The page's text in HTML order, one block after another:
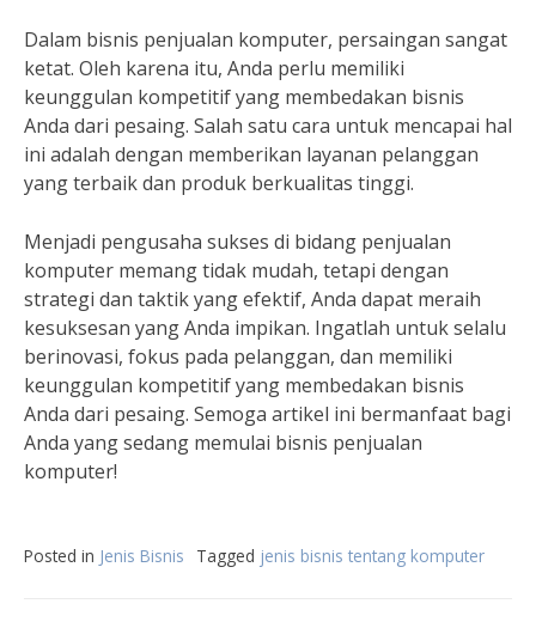
Dalam bisnis penjualan komputer, persaingan sangat
ketat. Oleh karena itu, Anda perlu memiliki
keunggulan kompetitif yang membedakan bisnis
Anda dari pesaing. Salah satu cara untuk mencapai hal
ini adalah dengan memberikan layanan pelanggan
yang terbaik dan produk berkualitas tinggi.
Menjadi pengusaha sukses di bidang penjualan
komputer memang tidak mudah, tetapi dengan
strategi dan taktik yang efektif, Anda dapat meraih
kesuksesan yang Anda impikan. Ingatlah untuk selalu
berinovasi, fokus pada pelanggan, dan memiliki
keunggulan kompetitif yang membedakan bisnis
Anda dari pesaing. Semoga artikel ini bermanfaat bagi
Anda yang sedang memulai bisnis penjualan
komputer!
Posted in Jenis Bisnis Tagged jenis bisnis tentang komputer